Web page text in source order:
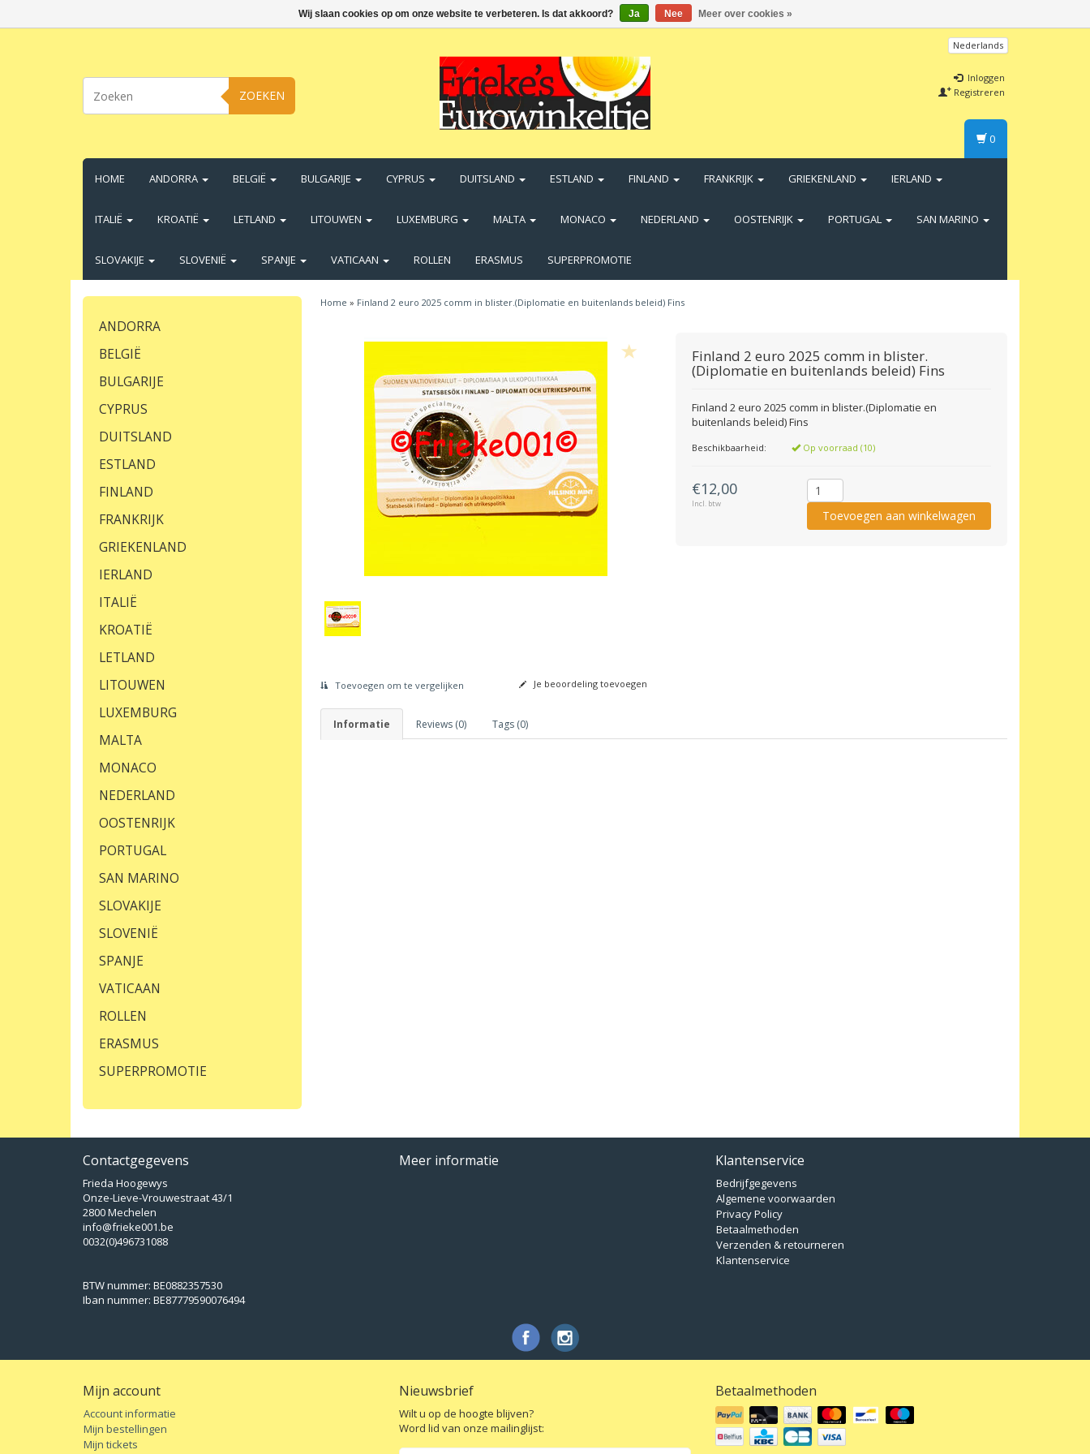
ZOEKEN
Nederlands
Inloggen
Registreren
HOME ANDORRA BELGIË BULGARIJE CYPRUS DUITSLAND ESTLAND FINLAND FRANKRIJK GRIEKENLAND IERLAND
ITALIË KROATIË LETLAND LITOUWEN LUXEMBURG MALTA MONACO NEDERLAND OOSTENRIJK PORTUGAL SAN MARINO
SLOVAKIJE SLOVENIË SPANJE VATICAAN ROLLEN ERASMUS SUPERPROMOTIE
0
ANDORRA
BELGIË
BULGARIJE
CYPRUS
DUITSLAND
ESTLAND
FINLAND
FRANKRIJK
GRIEKENLAND
IERLAND
ITALIË
KROATIË
LETLAND
LITOUWEN
LUXEMBURG
MALTA
MONACO
NEDERLAND
OOSTENRIJK
PORTUGAL
SAN MARINO
SLOVAKIJE
SLOVENIË
SPANJE
VATICAAN
ROLLEN
ERASMUS
SUPERPROMOTIE
Home » Finland 2 euro 2025 comm in blister.(Diplomatie en buitenlands beleid) Fins
Finland 2 euro 2025 comm in blister.
(Diplomatie en buitenlands beleid) Fins
Finland 2 euro 2025 comm in blister.(Diplomatie en
buitenlands beleid) Fins
Beschikbaarheid: Op voorraad (10)
€12,00
Incl. btw
Toevoegen om te vergelijken Je beoordeling toevoegen
Informatie Reviews (0) Tags (0)
Contactgegevens
Frieda Hoogewys
Onze-Lieve-Vrouwestraat 43/1
2800 Mechelen
info@frieke001.be
0032(0)496731088
BTW nummer: BE0882357530
Iban nummer: BE87779590076494
Meer informatie Klantenservice
Bedrijfgegevens
Algemene voorwaarden
Privacy Policy
Betaalmethoden
Verzenden & retourneren
Klantenservice
Mijn account
Account informatie
Mijn bestellingen
Mijn tickets
Nieuwsbrief
Wilt u op de hoogte blijven?
Word lid van onze mailinglijst:
Betaalmethoden
Wij slaan cookies op om onze website te verbeteren. Is dat akkoord? Ja Nee Meer over cookies »